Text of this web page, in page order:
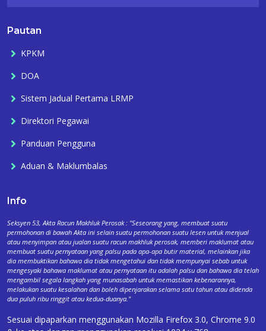
Pautan
KPKM
DOA
Sistem Jadual Pertama LRMP
Direktori Pegawai
Panduan Pengguna
Aduan & Maklumbalas
Info
Seksyen 53, Akta Racun Makhluk Perosak : "Seseorang yang, membuat suatu
permohonan di bawah Akta ini selain suatu permohonan suatu lesen untuk menjual
atau menyimpan atau jualan suatu racun makhluk perosak, memberi maklumat atau
membuat suatu pernyataan yang palsu pada apa-apa butir material, melainkan jika
dia membuktikan bahawa dia tidak mengetahui dan tidak mempunyai sebab untuk
mengesyaki bahawa maklumat atau pernyataan itu adalah palsu dan bahawa dia telah
mengambil segala langkah yang munasabah untuk memastikan kebenarannya,
melakukan suatu kesalahan dan boleh dipenjarakan selama satu tahun atau didenda
dua puluh ribu ringgit atau kedua-duanya."
Sesuai dipaparkan menggunakan Mozilla Firefox 3.0, Chrome 9.0